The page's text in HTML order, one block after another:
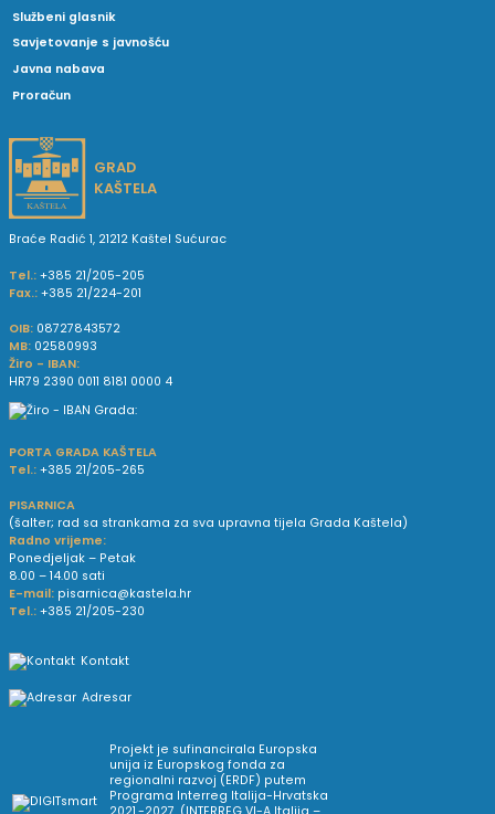
Službeni glasnik
Savjetovanje s javnošću
Javna nabava
Proračun
GRAD
KAŠTELA
Braće Radić 1, 21212 Kaštel Sućurac
Tel.: +385 21/205-205
Fax.: +385 21/224-201
OIB: 08727843572
MB: 02580993
Žiro - IBAN:
HR79 2390 0011 8181 0000 4
PORTA GRADA KAŠTELA
Tel.: +385 21/205-265
PISARNICA
(šalter; rad sa strankama za sva upravna tijela Grada Kaštela)
Radno vrijeme:
Ponedjeljak – Petak
8.00 – 14.00 sati
E-mail: pisarnica@kastela.hr
Tel.: +385 21/205-230
Kontakt
Adresar
Projekt je sufinancirala Europska
unija iz Europskog fonda za
regionalni razvoj (ERDF) putem
Programa Interreg Italija-Hrvatska